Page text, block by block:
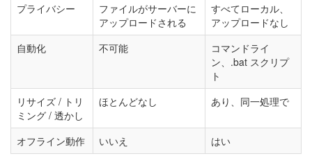
プライバシー
ファイルがサーバーに
アップロードされる
すべてローカル、
アップロードなし
自動化
不可能
コマンドライ
ン、.bat スクリプ
ト
リサイズ / トリ
ミング / 透かし
ほとんどなし あり、同一処理で
オフライン動作 いいえ はい